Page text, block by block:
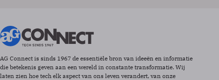
AG Connect is sinds 1967 de essentiële bron van ideeën en informatie
die betekenis geven aan een wereld in constante transformatie. Wij
laten zien hoe tech elk aspect van ons leven verandert, van onze